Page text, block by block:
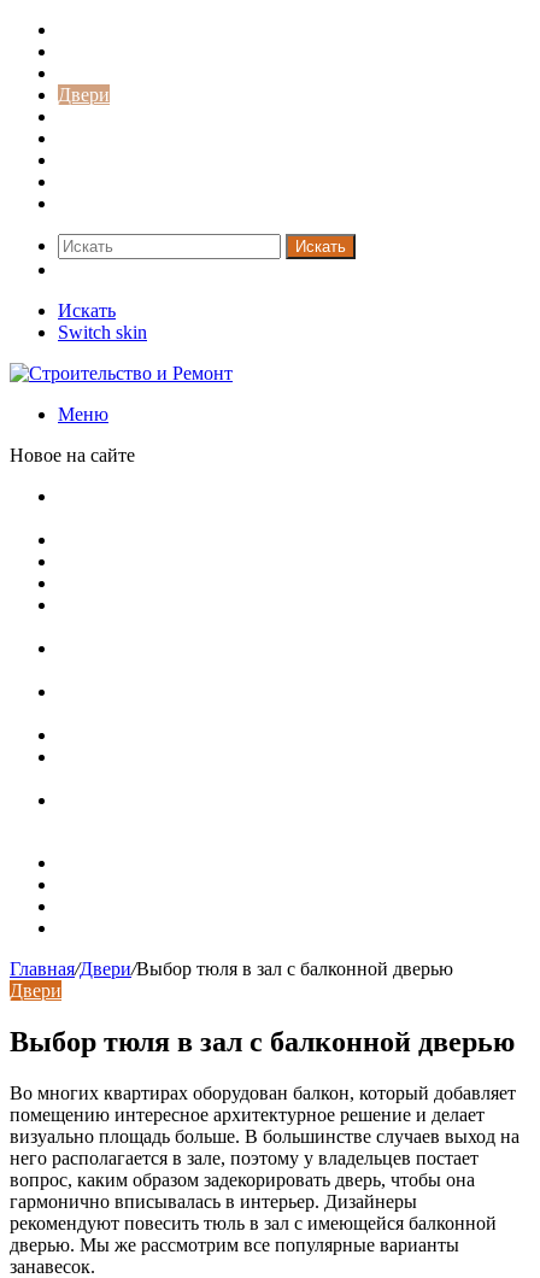
Двери
Искать
Искать
Switch skin
Меню
Новое на сайте
Главная/Двери/Выбор тюля в зал с балконной дверью
Двери
Выбор тюля в зал с балконной дверью
Во многих квартирах оборудован балкон, который добавляет
помещению интересное архитектурное решение и делает
визуально площадь больше. В большинстве случаев выход на
него располагается в зале, поэтому у владельцев постает
вопрос, каким образом задекорировать дверь, чтобы она
гармонично вписывалась в интерьер. Дизайнеры
рекомендуют повесить тюль в зал с имеющейся балконной
дверью. Мы же рассмотрим все популярные варианты
занавесок.